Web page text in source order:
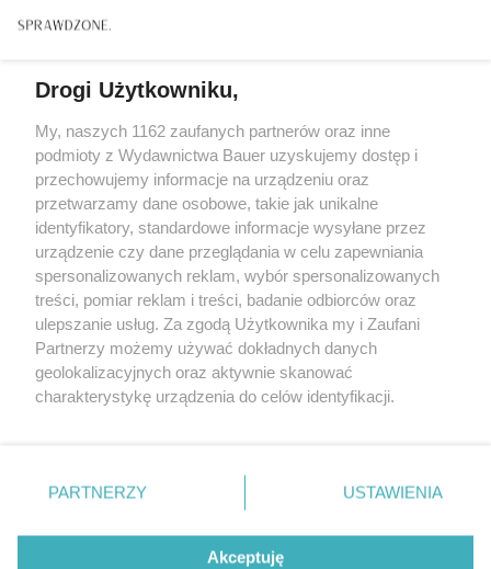
JAK SCHUDNĄĆ
Co jeść na diecie, aby czuć sytość i nie podjadać? 6
produktów, dzięki którym nie będziesz czuć głodu
KONTAKT REKLAMA
Drogi Użytkowniku,
My, naszych 1162 zaufanych partnerów oraz inne
podmioty z Wydawnictwa Bauer uzyskujemy dostęp i
przechowujemy informacje na urządzeniu oraz
przetwarzamy dane osobowe, takie jak unikalne
identyfikatory, standardowe informacje wysyłane przez
urządzenie czy dane przeglądania w celu zapewniania
spersonalizowanych reklam, wybór spersonalizowanych
treści, pomiar reklam i treści, badanie odbiorców oraz
ulepszanie usług. Za zgodą Użytkownika my i Zaufani
Partnerzy możemy używać dokładnych danych
geolokalizacyjnych oraz aktywnie skanować
charakterystykę urządzenia do celów identyfikacji.
zmienić/wycofać klikając przycisk ustawień prywatności
znajdujący się w lewym dolnym rogu strony
rodzaje przetwarzania danych nie wymagają zgody
użytkownika, ale masz prawo sprzeciwić się takiemu
PARTNERZY USTAWIENIA
Akceptuję